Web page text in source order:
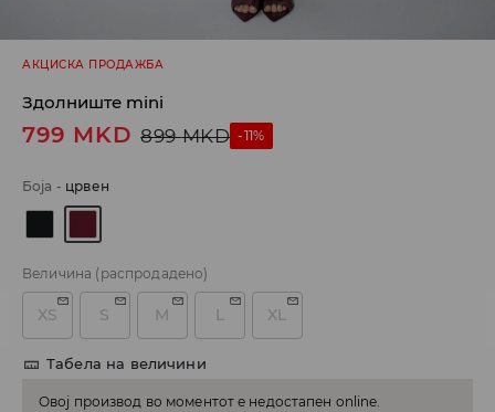
АКЦИСКА ПРОДАЖБА
Здолниште mini
799 MKD 899 MKD -11%
Боја - црвен
Величина (распродадено)
XS S M L XL
Табела на величини
Овој производ во моментот е недостапен online.